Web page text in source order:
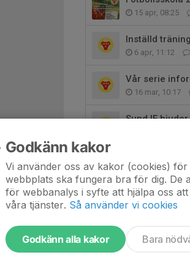
15 apr, 08:25
Inställd
6 apr, 11:12
Vår serie
16 mar, 10:17
Sund IF
9 feb, 07:47
Godkänn kakor
Vi använder oss av kakor (cookies)
webbplats ska fungera bra för dig. De
för webbanalys i syfte att hjälpa oss
våra tjänster. Så använder vi cookies
Godkänn alla kakor Bara